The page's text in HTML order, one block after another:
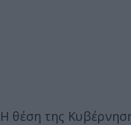
Η θέση της